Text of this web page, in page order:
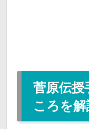
菅原伝
ころを解